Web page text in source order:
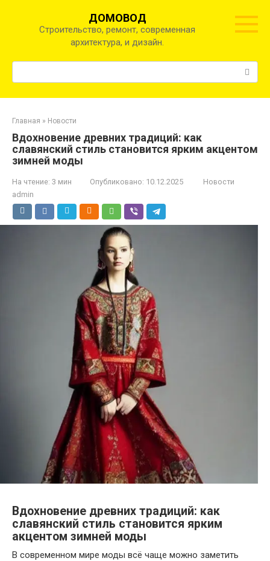
ДОМОВОД
Строительство, ремонт, современная
архитектура, и дизайн.
Главная » Новости
Вдохновение древних традиций: как
славянский стиль становится ярким акцентом
зимней моды
На чтение: 3 мин Опубликовано: 10.12.2025
Новости
admin
Вдохновение древних традиций: как
славянский стиль становится ярким
акцентом зимней моды
В современном мире моды всё чаще можно заметить